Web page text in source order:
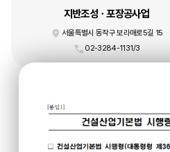
지반조성ㆍ포장공사업
서울특별시 동작구 보라매로5길 15
02-3284-1131/3